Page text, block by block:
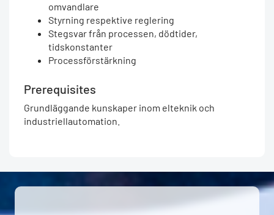
omvandlare
Styrning respektive reglering
Stegsvar från processen, dödtider,
tidskonstanter
Processförstärkning
Prerequisites
Grundläggande kunskaper inom elteknik och
industriellautomation.